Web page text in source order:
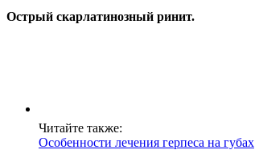
Острый скарлатинозный ринит.
Читайте также:
Особенности лечения герпеса на губах